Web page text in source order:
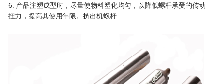
6. 产品注塑成型时，尽量使物料塑化均匀，以降低螺杆承受的传动
扭力，提高其使用年限。挤出机螺杆